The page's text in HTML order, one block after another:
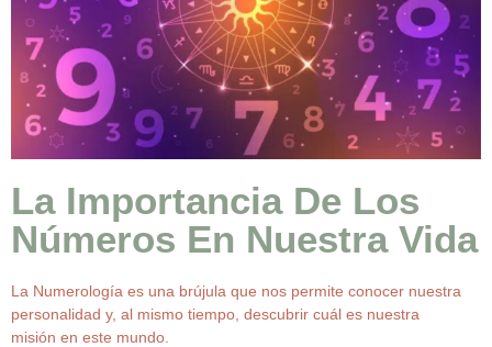
La Importancia De Los
Números En Nuestra Vida
La Numerología es una brújula que nos permite conocer nuestra
personalidad y, al mismo tiempo, descubrir cuál es nuestra
misión en este mundo.